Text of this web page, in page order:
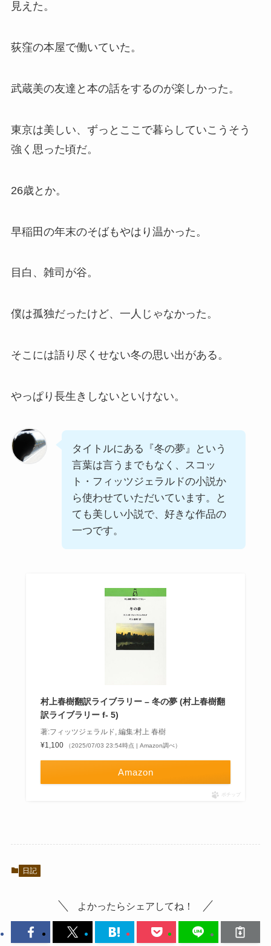
見えた。
荻窪の本屋で働いていた。
武蔵美の友達と本の話をするのが楽しかった。
東京は美しい、ずっとここで暮らしていこうそう
強く思った頃だ。
26歳とか。
早稲田の年末のそばもやはり温かった。
目白、雑司が谷。
僕は孤独だったけど、一人じゃなかった。
そこには語り尽くせない冬の思い出がある。
やっぱり長生きしないといけない。
タイトルにある『冬の夢』という
言葉は言うまでもなく、スコッ
ト・フィッツジェラルドの小説か
ら使わせていただいています。と
ても美しい小説で、好きな作品の
一つです。
村上春樹翻訳ライブラリー – 冬の夢 (村上春樹翻
訳ライブラリー f- 5)
著:フィッツジェラルド, 編集:村上 春樹
¥1,100
（2025/07/03 23:54時点 | Amazon調べ）
Amazon
ポチップ
日記
よかったらシェアしてね！